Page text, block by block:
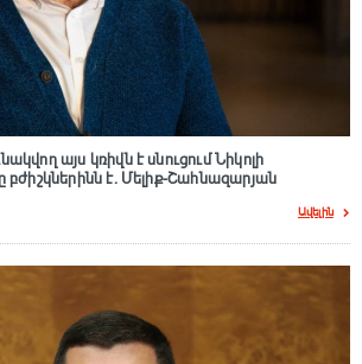
այս կռիվն է սնուցում Նիկոլի
բժիշկներինն է. Մելիք-Շահնազարյան
Ավելին